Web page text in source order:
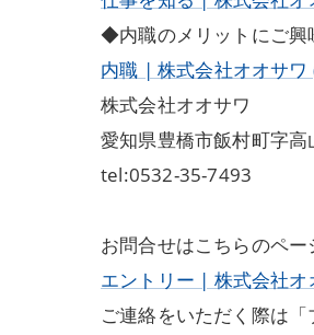
◆内職のメリットにご
内職 | 株式会社オオサ
株式会社オオサワ
愛知県豊橋市飯村町字高
tel:0532-35-7493
お問合せはこちらのペ
エントリー | 株式会社
ご連絡をいただく際は